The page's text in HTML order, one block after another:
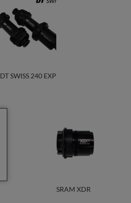
DT SWISS 240 EXP
SRAM XDR